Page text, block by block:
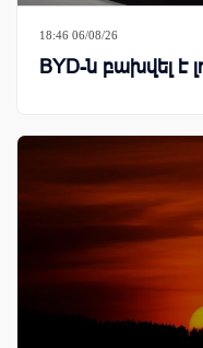
18:46 06/08/26
BYD-ն բախվել է